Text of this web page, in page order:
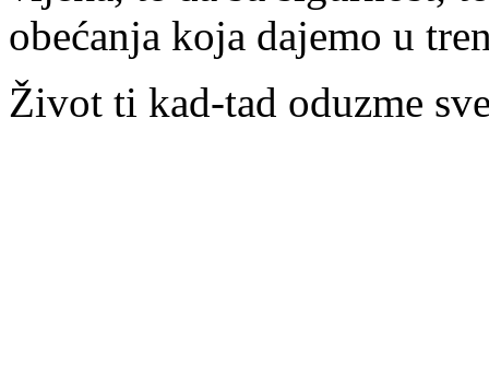
obećanja koja dajemo u
Život ti kad-tad oduzme